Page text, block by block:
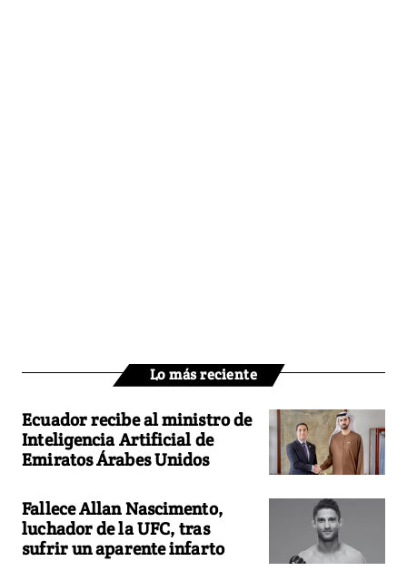
Lo más reciente
Ecuador recibe al ministro de
Inteligencia Artificial de
Emiratos Árabes Unidos
Fallece Allan Nascimento,
luchador de la UFC, tras
sufrir un aparente infarto